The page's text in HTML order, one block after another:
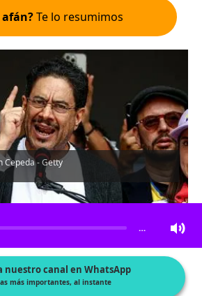
afán?Te lo resumimos
Cepeda - Getty
el artículo
…
nuestro canal en WhatsApp
más importantes, al instante